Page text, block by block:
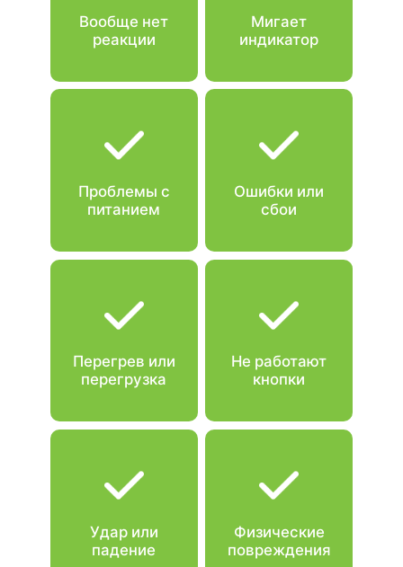
Вообще нет
реакции
Мигает
индикатор
Проблемы с
питанием
Ошибки или
сбои
Перегрев или
перегрузка
Не работают
кнопки
Удар или
падение
Физические
повреждения